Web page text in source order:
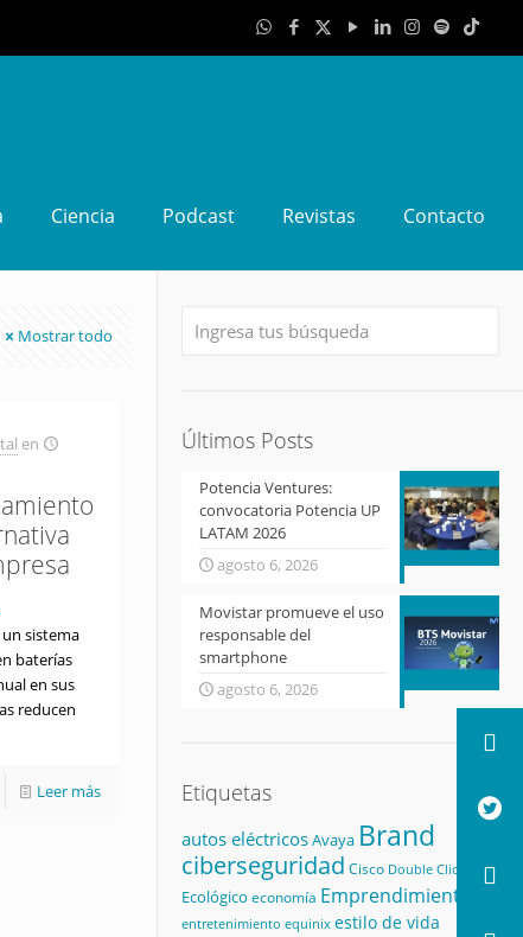
Ciencia Podcast Revistas Contacto
Mostrar todo
en
sistema
baterías
en sus
reducen
Leer más
Últimos Posts
Potencia Ventures:
convocatoria Potencia UP
LATAM 2026
agosto 6, 2026
Movistar promueve el uso
responsable del
smartphone
agosto 6, 2026
Etiquetas
autos eléctricosAvaya Brand
ciberseguridad Cisco Double Click
Ecológico economía Emprendimiento
entretenimiento equinix estilo de vida